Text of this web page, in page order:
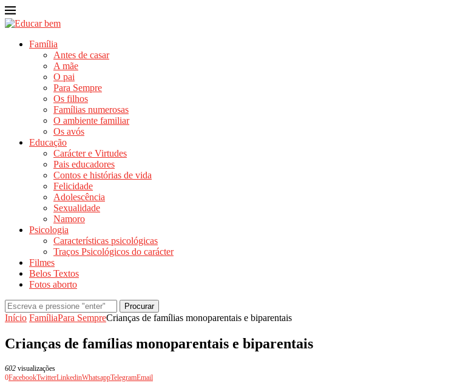
Família
Antes de casar
A mãe
O pai
Para Sempre
Os filhos
Famílias numerosas
O ambiente familiar
Os avós
Educação
Carácter e Virtudes
Pais educadores
Contos e histórias de vida
Felicidade
Adolescência
Sexualidade
Namoro
Psicologia
Características psicológicas
Traços Psicológicos do carácter
Filmes
Belos Textos
Fotos aborto
Procurar
Início FamíliaPara SempreCrianças de famílias monoparentais e biparentais
Crianças de famílias monoparentais e biparentais
602 visualizações
0FacebookTwitterLinkedinWhatsappTelegramEmail